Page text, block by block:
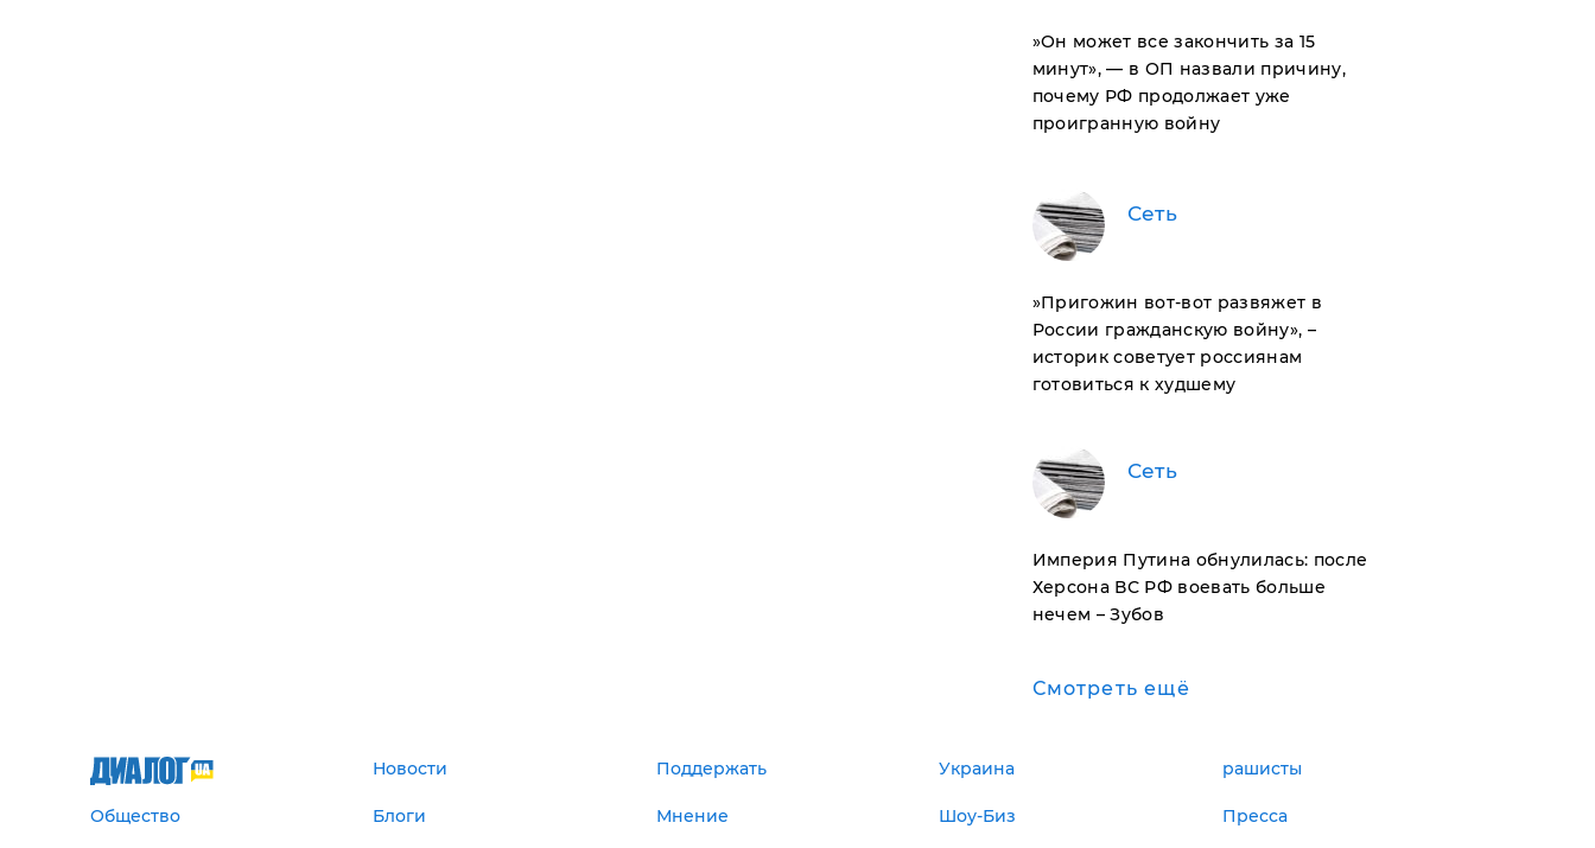
​»Он может все закончить за 15
минут», — в ОП назвали причину,
почему РФ продолжает уже
проигранную войну
Сеть
​»Пригожин вот-вот развяжет в
России гражданскую войну», –
историк советует россиянам
готовиться к худшему
Сеть
Империя Путина обнулилась: после
Херсона ВС РФ воевать больше
нечем – Зубов
Смотреть ещё
Новости Поддержать Украина рашисты
Общество Блоги Мнение Шоу-Биз Пресса